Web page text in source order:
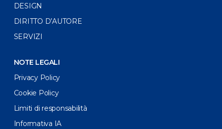
DESIGN
DIRITTO D’AUTORE
SERVIZI
NOTE LEGALI
Privacy Policy
Cookie Policy
Limiti di responsabilità
Informativa IA